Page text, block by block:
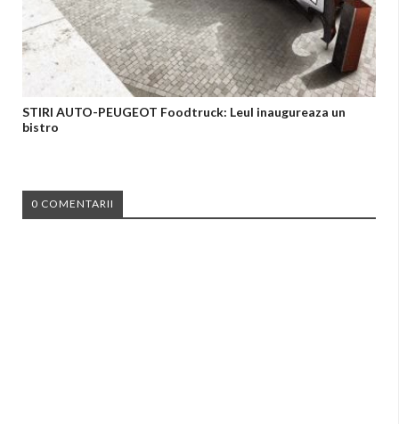
STIRI AUTO-PEUGEOT Foodtruck: Leul inaugureaza un
bistro
0 COMENTARII